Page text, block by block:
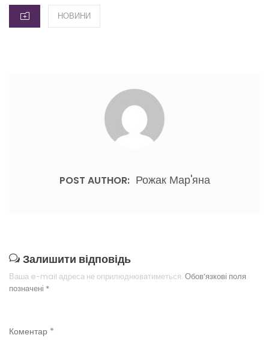
CATEGORIES
НОВИНИ
POST AUTHOR: Рожак Мар'яна
Залишити відповідь
Ваша e-mail адреса не оприлюднюватиметься. Обов’язкові поля
позначені *
Коментар *